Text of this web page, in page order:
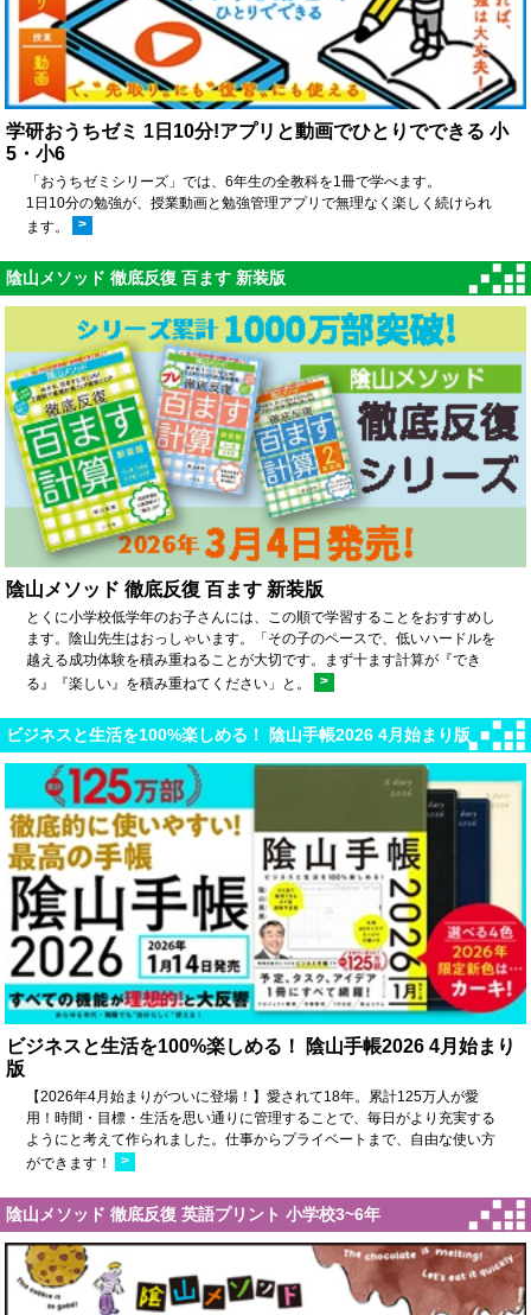
学研おうちゼミ 1日10分!アプリと動画でひとりでできる 小
5・小6
「おうちゼミシリーズ」では、6年生の全教科を1冊で学べます。
1日10分の勉強が、授業動画と勉強管理アプリで無理なく楽しく続けられ
ます。
>
陰山メソッド 徹底反復 百ます 新装版
陰山メソッド 徹底反復 百ます 新装版
とくに小学校低学年のお子さんには、この順で学習することをおすすめし
ます。陰山先生はおっしゃいます。「その子のペースで、低いハードルを
越える成功体験を積み重ねることが大切です。まず十ます計算が『でき
る』『楽しい』を積み重ねてください」と。
>
ビジネスと生活を100%楽しめる！ 陰山手帳2026 4月始まり版
ビジネスと生活を100%楽しめる！ 陰山手帳2026 4月始まり
版
【2026年4月始まりがついに登場！】愛されて18年。累計125万人が愛
用！時間・目標・生活を思い通りに管理することで、毎日がより充実する
ようにと考えて作られました。仕事からプライベートまで、自由な使い方
ができます！
>
陰山メソッド 徹底反復 英語プリント 小学校3~6年